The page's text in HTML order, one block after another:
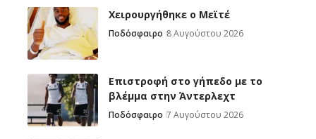
Χειρουργήθηκε ο Μεϊτέ
Ποδόσφαιρο 8 Αυγούστου 2026
Επιστροφή στο γήπεδο με το
βλέμμα στην Άντερλεχτ
Ποδόσφαιρο 7 Αυγούστου 2026